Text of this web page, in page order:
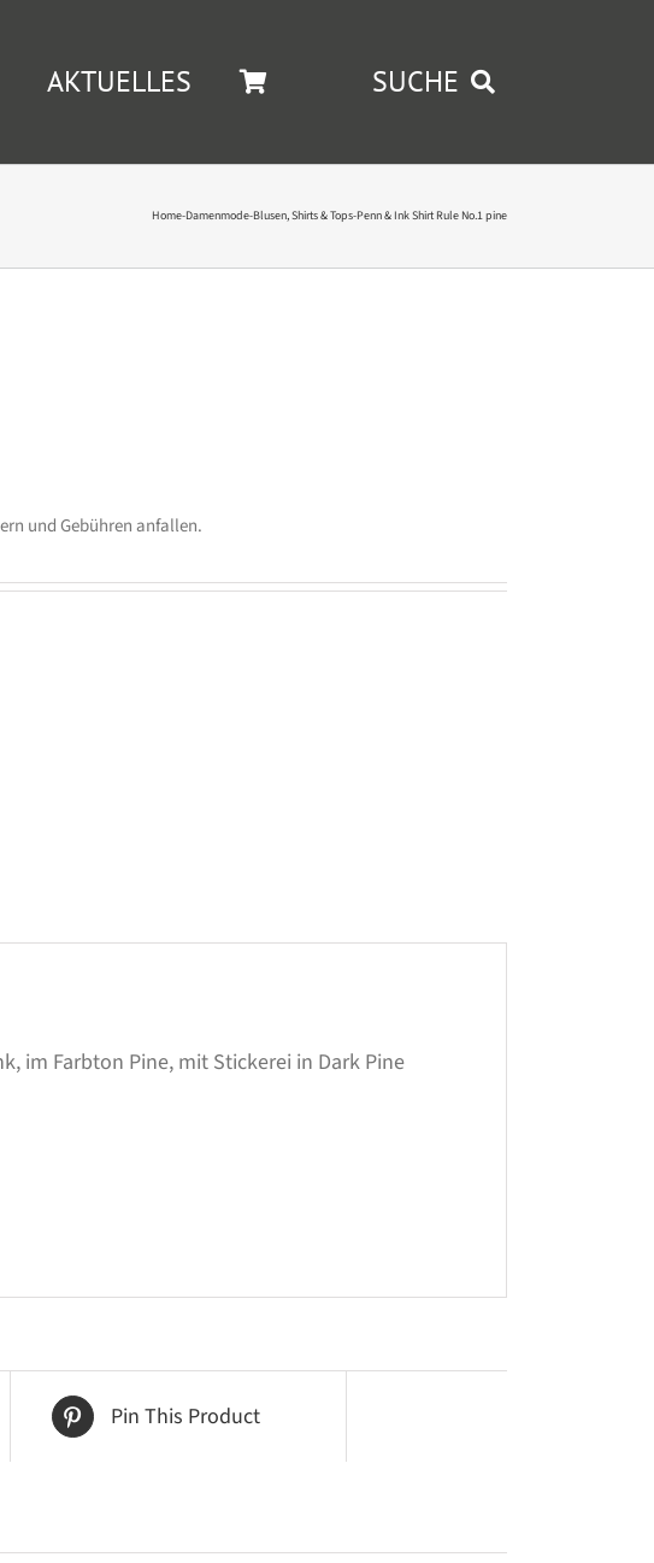
AKTUELLES SUCHE
Home-Damenmode-Blusen, Shirts & Tops-Penn & Ink Shirt Rule No.1 pine
und Gebühren anfallen.
im Farbton Pine, mit Stickerei in Dark Pine
Pin This Product